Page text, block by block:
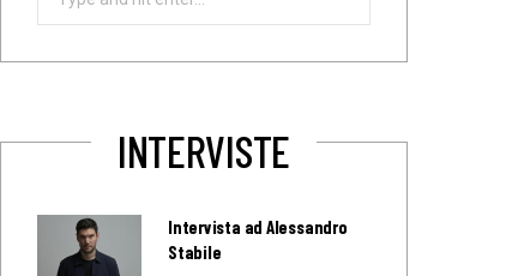
INTERVISTE
Intervista ad Alessandro
Stabile